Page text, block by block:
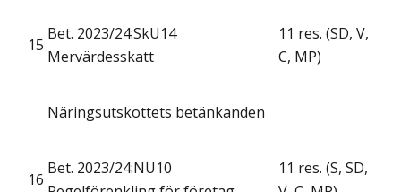
15
Bet. 2023/24:SkU14
Mervärdesskatt
11 res. (SD, V,
C, MP)
Näringsutskottets betänkanden
16
Bet. 2023/24:NU10
11 res. (S, SD,